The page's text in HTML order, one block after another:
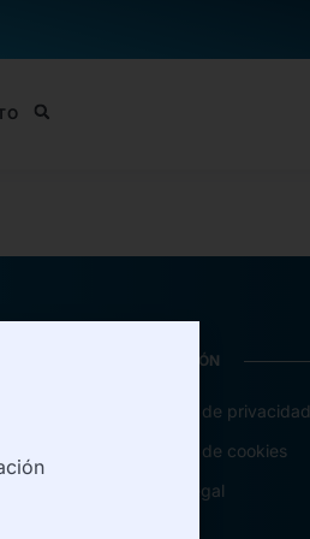
INFORMACIÓN
Política de privacidad
Política de cookies
Aviso legal